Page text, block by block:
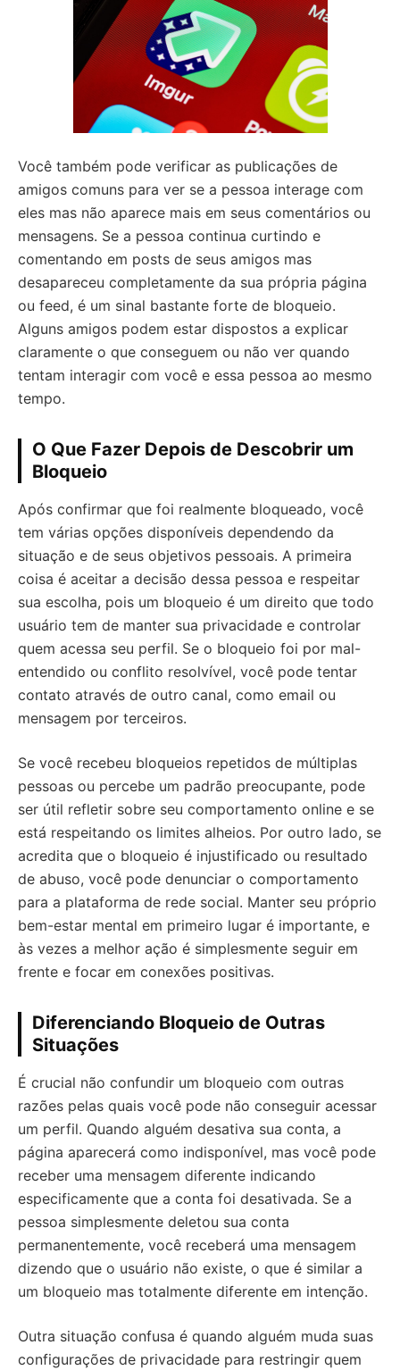
Você também pode verificar as publicações de
amigos comuns para ver se a pessoa interage com
eles mas não aparece mais em seus comentários ou
mensagens. Se a pessoa continua curtindo e
comentando em posts de seus amigos mas
desapareceu completamente da sua própria página
ou feed, é um sinal bastante forte de bloqueio.
Alguns amigos podem estar dispostos a explicar
claramente o que conseguem ou não ver quando
tentam interagir com você e essa pessoa ao mesmo
tempo.
O Que Fazer Depois de Descobrir um
Bloqueio
Após confirmar que foi realmente bloqueado, você
tem várias opções disponíveis dependendo da
situação e de seus objetivos pessoais. A primeira
coisa é aceitar a decisão dessa pessoa e respeitar
sua escolha, pois um bloqueio é um direito que todo
usuário tem de manter sua privacidade e controlar
quem acessa seu perfil. Se o bloqueio foi por mal-
entendido ou conflito resolvível, você pode tentar
contato através de outro canal, como email ou
mensagem por terceiros.
Se você recebeu bloqueios repetidos de múltiplas
pessoas ou percebe um padrão preocupante, pode
ser útil refletir sobre seu comportamento online e se
está respeitando os limites alheios. Por outro lado, se
acredita que o bloqueio é injustificado ou resultado
de abuso, você pode denunciar o comportamento
para a plataforma de rede social. Manter seu próprio
bem-estar mental em primeiro lugar é importante, e
às vezes a melhor ação é simplesmente seguir em
frente e focar em conexões positivas.
Diferenciando Bloqueio de Outras
Situações
É crucial não confundir um bloqueio com outras
razões pelas quais você pode não conseguir acessar
um perfil. Quando alguém desativa sua conta, a
página aparecerá como indisponível, mas você pode
receber uma mensagem diferente indicando
especificamente que a conta foi desativada. Se a
pessoa simplesmente deletou sua conta
permanentemente, você receberá uma mensagem
dizendo que o usuário não existe, o que é similar a
um bloqueio mas totalmente diferente em intenção.
Outra situação confusa é quando alguém muda suas
configurações de privacidade para restringir quem